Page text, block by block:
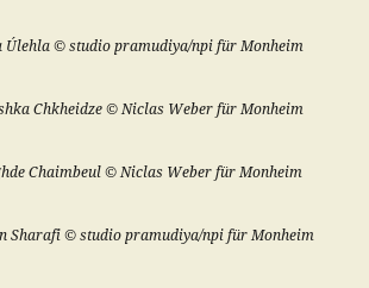
Úlehla © studio pramudiya/npi für Monheim
Chkheidze © Niclas Weber für Monheim
Chaimbeul © Niclas Weber für Monheim
Sharafi © studio pramudiya/npi für Monheim